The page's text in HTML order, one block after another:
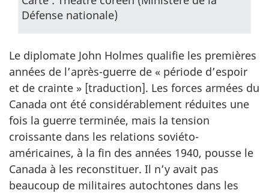
Défense nationale)
Le diplomate John Holmes qualifie les premières
années de l’après-guerre de « période d’espoir
et de crainte » [traduction]. Les forces armées du
Canada ont été considérablement réduites une
fois la guerre terminée, mais la tension
croissante dans les relations soviéto-
américaines, à la fin des années 1940, pousse le
Canada à les reconstituer. Il n’y avait pas
beaucoup de militaires autochtones dans les